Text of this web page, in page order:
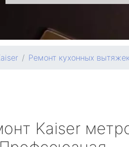
Ремонт кухонных вытяжек
Kaiser